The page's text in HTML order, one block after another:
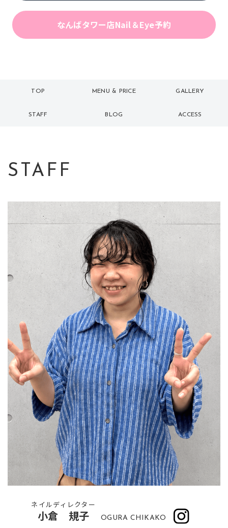
なんばタワー店Nail＆Eye予約
TOP
トップ
MENU & PRICE
メニュー
GALLERY
ギャラリー
STAFF BLOG ACCESS
STAFF
ネイルディレクター
小倉 規子 OGURA CHIKAKO